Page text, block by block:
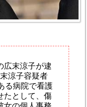
広末涼子が逮
涼子容疑者
る病院で看護
たとして、傷